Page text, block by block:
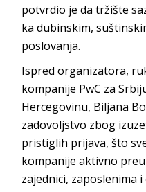
potvrdio je da tržište
ka dubinskim,
poslovanja.
Ispred organizatora,
kompanije PwC za
Hercegovinu, Biljana
zadovoljstvo zbog
pristiglih prijava, što
kompanije aktivno
zajednici, zaposlenima